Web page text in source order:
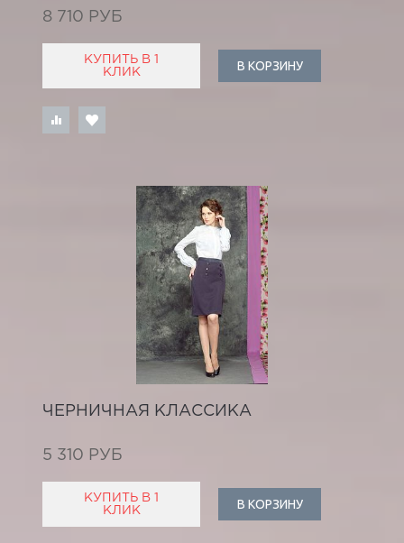
8 710 РУБ
КУПИТЬ В 1
КЛИК
В КОРЗИНУ
ЧЕРНИЧНАЯ КЛАССИКА
5 310 РУБ
КУПИТЬ В 1
КЛИК
В КОРЗИНУ